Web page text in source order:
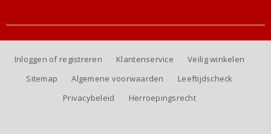
Inloggen of registreren Klantenservice
Veilig winkelen
Sitemap
Algemene voorwaarden
Leeftijdscheck
Privacybeleid
Herroepingsrecht